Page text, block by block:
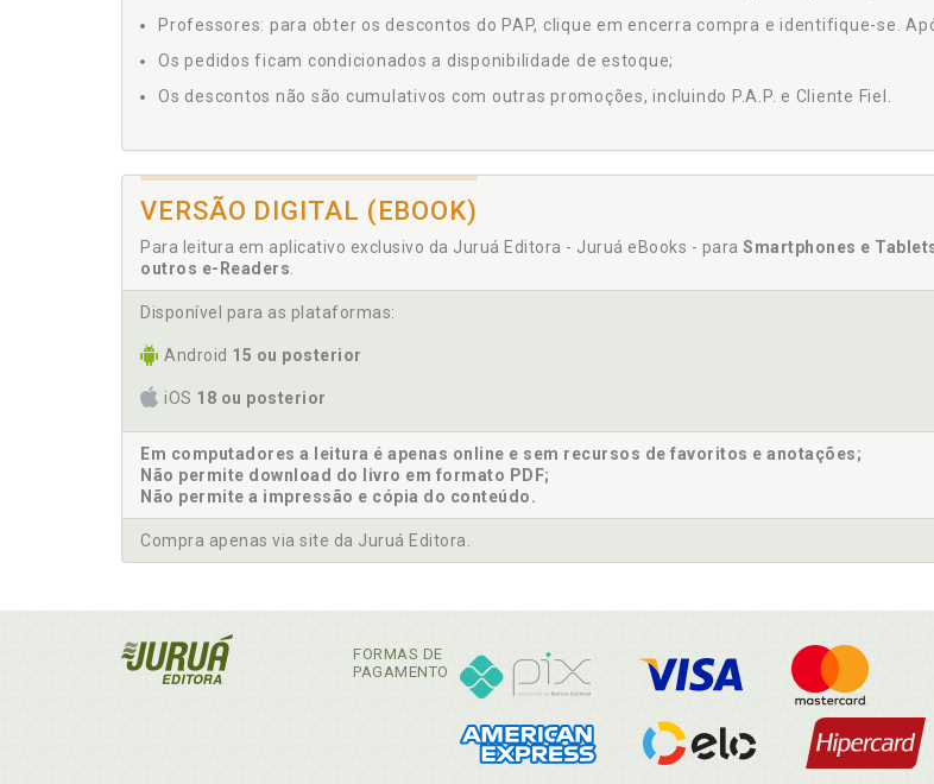
Professores: para obter os descontos do PAP, clique em encerra compra e identifique-se.
Os pedidos ficam condicionados a disponibilidade de estoque;
Os descontos não são cumulativos com outras promoções, incluindo P.A.P. e Cliente Fiel.
VERSÃO DIGITAL (EBOOK)
Para leitura em aplicativo exclusivo da Juruá Editora - Juruá eBooks - para Smartphones e
outros e-Readers
Disponível para as plataformas:
Android 15 ou posterior
iOS 18 ou posterior
Em computadores a leitura é apenas online e sem recursos de favoritos e anotações;
Não permite download do livro em formato PDF;
Não permite a impressão e cópia do conteúdo.
Compra apenas via site da Juruá Editora.
FORMAS DE
PAGAMENTO